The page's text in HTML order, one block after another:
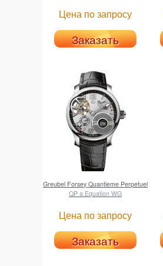
Цена по запросу
Заказать
Greubel Forsey Quantieme Perpetuel
QP a Equation WG
Цена по запросу
Заказать